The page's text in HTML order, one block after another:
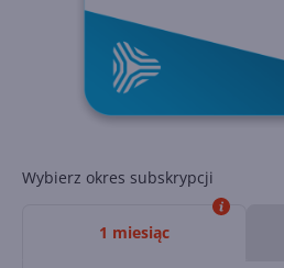
Wybierz okres subskrypcji
1 miesiąc